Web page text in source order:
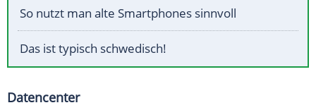
So nutzt man alte Smartphones sinnvoll
Das ist typisch schwedisch!
Datencenter